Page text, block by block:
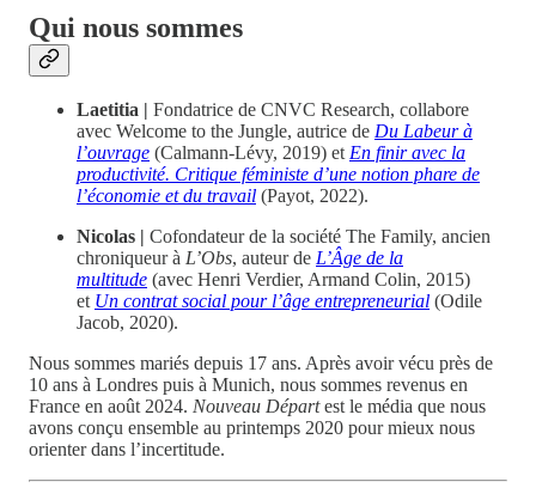
Qui nous sommes
Laetitia | Fondatrice de CNVC Research, collabore
avec Welcome to the Jungle, autrice de Du Labeur à
l’ouvrage (Calmann-Lévy, 2019) etEn finir avec la
productivité. Critique féministe d’une notion phare de
l’économie et du travail (Payot, 2022).
Nicolas | Cofondateur de la société The Family, ancien
chroniqueur à L’Obs, auteur de L’Âge de la
multitude (avec Henri Verdier, Armand Colin, 2015)
et Un contrat social pour l’âge entrepreneurial (Odile
Jacob, 2020).
Nous sommes mariés depuis 17 ans. Après avoir vécu près de
10 ans à Londres puis à Munich, nous sommes revenus en
France en août 2024. Nouveau Départest le média que nous
avons conçu ensemble au printemps 2020 pour mieux nous
orienter dans l’incertitude.